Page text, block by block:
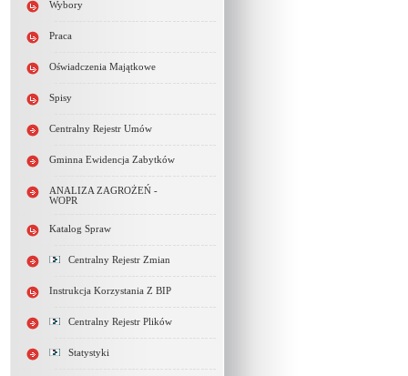
Wybory
Praca
Oświadczenia Majątkowe
Spisy
Centralny Rejestr Umów
Gminna Ewidencja Zabytków
ANALIZA ZAGROŻEŃ -
WOPR
Katalog Spraw
Centralny Rejestr Zmian
Instrukcja Korzystania Z BIP
Centralny Rejestr Plików
Statystyki